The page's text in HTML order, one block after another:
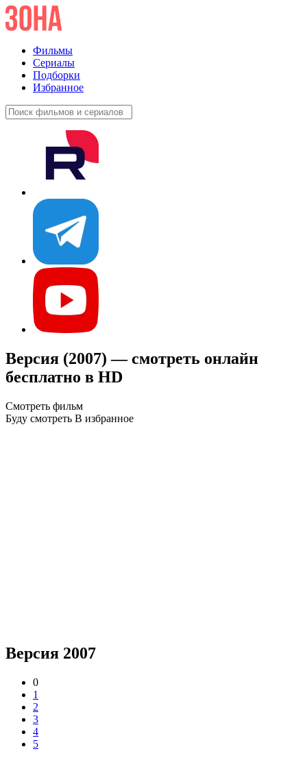
Фильмы
Сериалы
Подборки
Избранное
Версия (2007) — смотреть онлайн
бесплатно в HD
Смотреть фильм
Буду смотреть В избранное
Версия 2007
0
1
2
3
4
5